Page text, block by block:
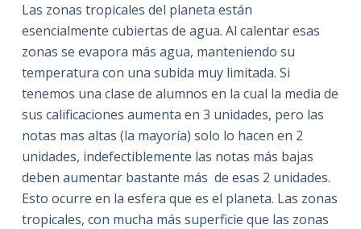
Las zonas tropicales del planeta están
esencialmente cubiertas de agua. Al calentar esas
zonas se evapora más agua, manteniendo su
temperatura con una subida muy limitada. Si
tenemos una clase de alumnos en la cual la media de
sus calificaciones aumenta en 3 unidades, pero las
notas mas altas (la mayoría) solo lo hacen en 2
unidades, indefectiblemente las notas más bajas
deben aumentar bastante más de esas 2 unidades.
Esto ocurre en la esfera que es el planeta. Las zonas
tropicales, con mucha más superficie que las zonas